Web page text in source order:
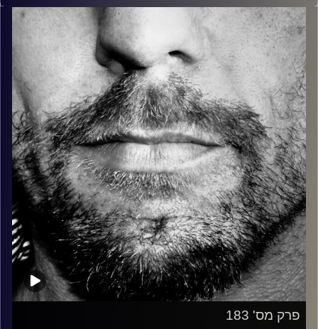
בלוז, bluegrass, ג'אז, Fאנק, פרוגרסיב ואפילו אלקטרוניקה.
כל מה שחי, אמיתי ונושם.
עם שמוליק רגב.
קרדיט תמונות: David Goehring
פרק מס' 183